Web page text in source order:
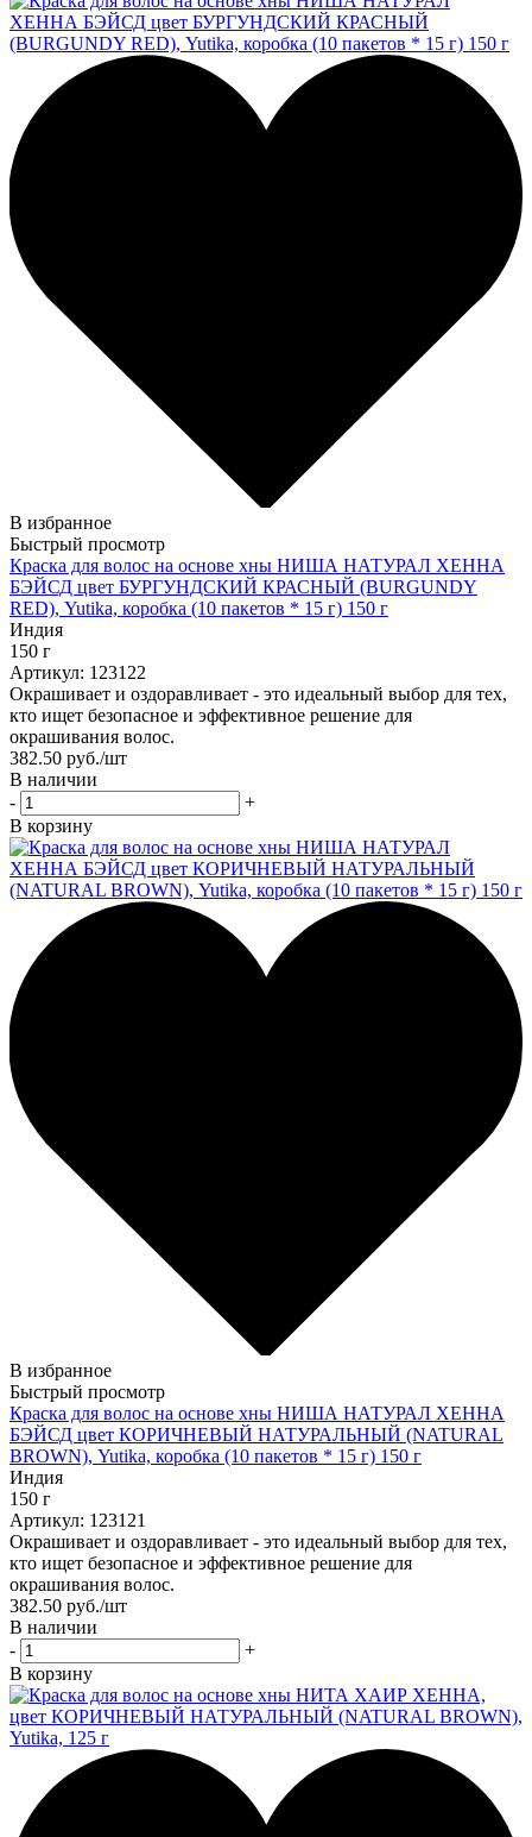
В избранное
Быстрый просмотр
Краска для волос на основе хны НИША НАТУРАЛ ХЕННА
БЭЙСД цвет БУРГУНДСКИЙ КРАСНЫЙ (BURGUNDY
RED), Yutika, коробка (10 пакетов * 15 г) 150 г
Индия
150 г
Артикул: 123122
Окрашивает и оздоравливает - это идеальный выбор для тех,
кто ищет безопасное и эффективное решение для
окрашивания волос.
382.50 руб./шт
В наличии
-
+
В корзину
В избранное
Быстрый просмотр
Краска для волос на основе хны НИША НАТУРАЛ ХЕННА
БЭЙСД цвет КОРИЧНЕВЫЙ НАТУРАЛЬНЫЙ (NATURAL
BROWN), Yutika, коробка (10 пакетов * 15 г) 150 г
Индия
150 г
Артикул: 123121
Окрашивает и оздоравливает - это идеальный выбор для тех,
кто ищет безопасное и эффективное решение для
окрашивания волос.
382.50 руб./шт
В наличии
-
+
В корзину